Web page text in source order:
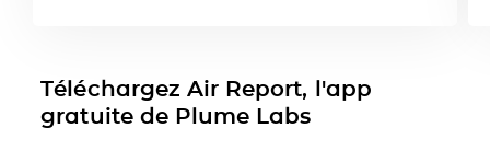
Téléchargez Air Report, l'app
gratuite de Plume Labs